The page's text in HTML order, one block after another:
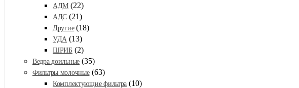
АДМ (22)
АДС (21)
Другие (18)
УДА (13)
ШРИБ (2)
Ведра доильные (35)
Фильтры молочные (63)
Комплектующие фильтра (10)